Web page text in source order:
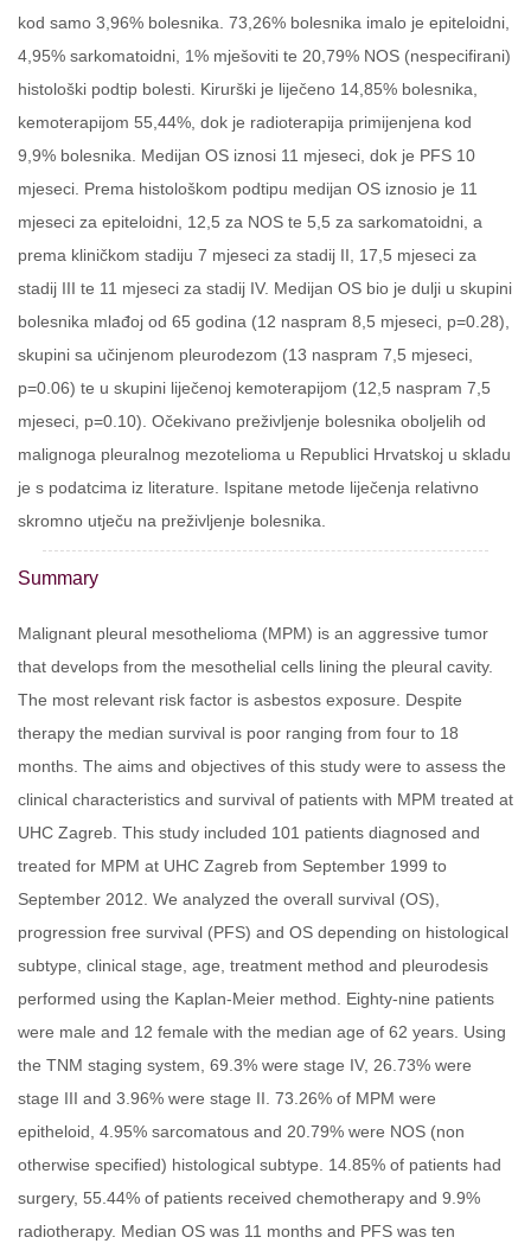
kod samo 3,96% bolesnika. 73,26% bolesnika imalo je epiteloidni,
4,95% sarkomatoidni, 1% mješoviti te 20,79% NOS (nespecifirani)
histološki podtip bolesti. Kirurški je liječeno 14,85% bolesnika,
kemoterapijom 55,44%, dok je radioterapija primijenjena kod
9,9% bolesnika. Medijan OS iznosi 11 mjeseci, dok je PFS 10
mjeseci. Prema histološkom podtipu medijan OS iznosio je 11
mjeseci za epiteloidni, 12,5 za NOS te 5,5 za sarkomatoidni, a
prema kliničkom stadiju 7 mjeseci za stadij II, 17,5 mjeseci za
stadij III te 11 mjeseci za stadij IV. Medijan OS bio je dulji u skupini
bolesnika mlađoj od 65 godina (12 naspram 8,5 mjeseci, p=0.28),
skupini sa učinjenom pleurodezom (13 naspram 7,5 mjeseci,
p=0.06) te u skupini liječenoj kemoterapijom (12,5 naspram 7,5
mjeseci, p=0.10). Očekivano preživljenje bolesnika oboljelih od
malignoga pleuralnog mezotelioma u Republici Hrvatskoj u skladu
je s podatcima iz literature. Ispitane metode liječenja relativno
skromno utječu na preživljenje bolesnika.
Summary
Malignant pleural mesothelioma (MPM) is an aggressive tumor
that develops from the mesothelial cells lining the pleural cavity.
The most relevant risk factor is asbestos exposure. Despite
therapy the median survival is poor ranging from four to 18
months. The aims and objectives of this study were to assess the
clinical characteristics and survival of patients with MPM treated at
UHC Zagreb. This study included 101 patients diagnosed and
treated for MPM at UHC Zagreb from September 1999 to
September 2012. We analyzed the overall survival (OS),
progression free survival (PFS) and OS depending on histological
subtype, clinical stage, age, treatment method and pleurodesis
performed using the Kaplan-Meier method. Eighty-nine patients
were male and 12 female with the median age of 62 years. Using
the TNM staging system, 69.3% were stage IV, 26.73% were
stage III and 3.96% were stage II. 73.26% of MPM were
epitheloid, 4.95% sarcomatous and 20.79% were NOS (non
otherwise specified) histological subtype. 14.85% of patients had
surgery, 55.44% of patients received chemotherapy and 9.9%
radiotherapy. Median OS was 11 months and PFS was ten